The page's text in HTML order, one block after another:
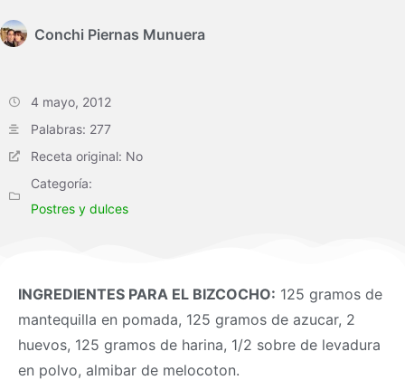
Conchi Piernas Munuera
4 mayo, 2012
Palabras: 277
Receta original: No
Categoría:
Postres y dulces
INGREDIENTES PARA EL BIZCOCHO: 125 gramos de
mantequilla en pomada, 125 gramos de azucar, 2
huevos, 125 gramos de harina, 1/2 sobre de levadura
en polvo, almibar de melocoton.